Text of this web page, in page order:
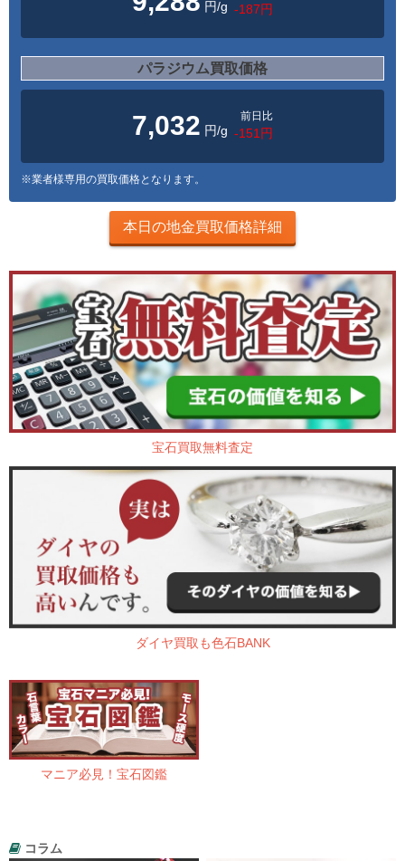
円/g -187円
パラジウム買取価格
7,032 円/g
前日比
-151円
※業者様専用の買取価格となります。
本日の地金買取価格詳細
宝石買取無料査定
ダイヤ買取も色石BANK
マニア必見！宝石図鑑
コラム